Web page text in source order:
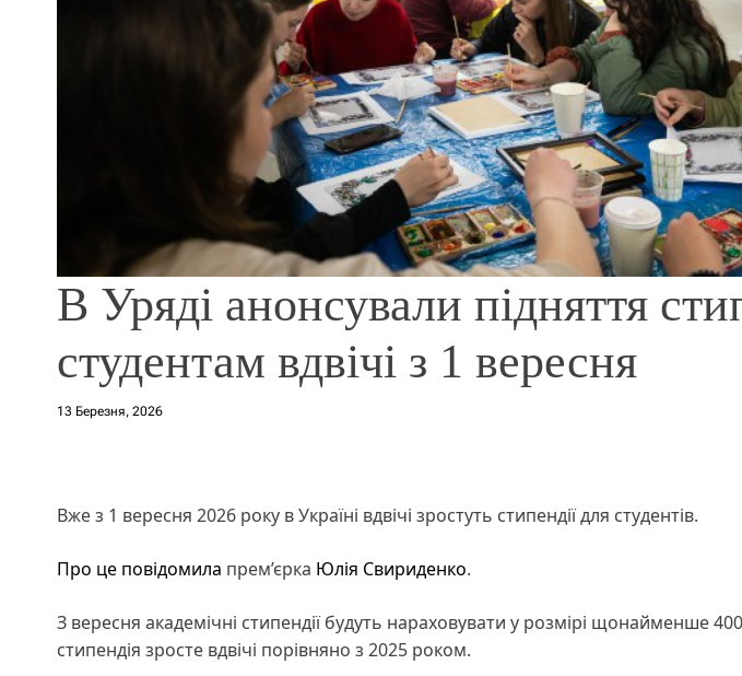
В Уряді анонсували підняття
студентам вдвічі з 1 вересня
13 Березня, 2026
Вже з 1 вересня 2026 року в Україні вдвічі зростуть стипендії для студентів.
Про це повідомила прем’єрка Юлія Свириденко.
З вересня академічні стипендії будуть нараховувати у розмірі щонайменше
стипендія зросте вдвічі порівняно з 2025 роком.